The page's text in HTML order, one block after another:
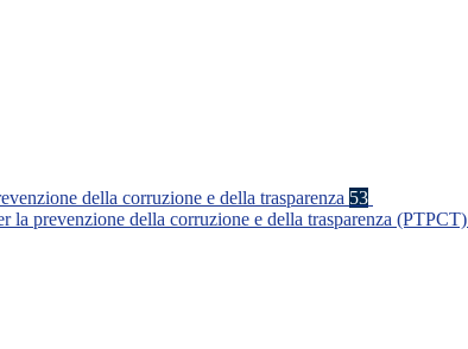
della corruzione e della trasparenza 53
la prevenzione della corruzione e della trasparenza (PTPCT)